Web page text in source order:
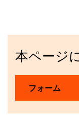
本ページ
フォーム